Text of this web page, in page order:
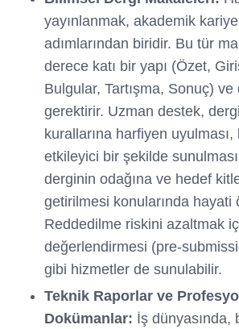
yayınlanmak, akademik
adımlarından biridir. Bu tür
derece katı bir yapı (Özet,
Bulgular, Tartışma, Sonuç)
gerektirir. Uzman destek,
kurallarına harfiyen
etkileyici bir şekilde
derginin odağına ve hedef
getirilmesi konularında hayati
Reddedilme riskini azaltmak
değerlendirmesi (pre-
gibi hizmetler de sunulabilir.
Teknik Raporlar ve
Dokümanlar: İş dünyasında,